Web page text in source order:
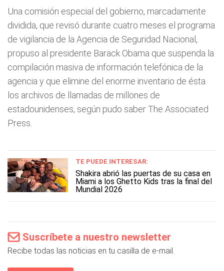
Una comisión especial del gobierno, marcadamente
dividida, que revisó durante cuatro meses el programa
de vigilancia de la Agencia de Seguridad Nacional,
propuso al presidente Barack Obama que suspenda la
compilación masiva de información telefónica de la
agencia y que elimine del enorme inventario de ésta
los archivos de llamadas de millones de
estadounidenses, según pudo saber The Associated
Press.
TE PUEDE INTERESAR:
Shakira abrió las puertas de su casa en
Miami a los Ghetto Kids tras la final del
Mundial 2026
Suscríbete a nuestro newsletter
Recibe todas las noticias en tu casilla de e-mail.